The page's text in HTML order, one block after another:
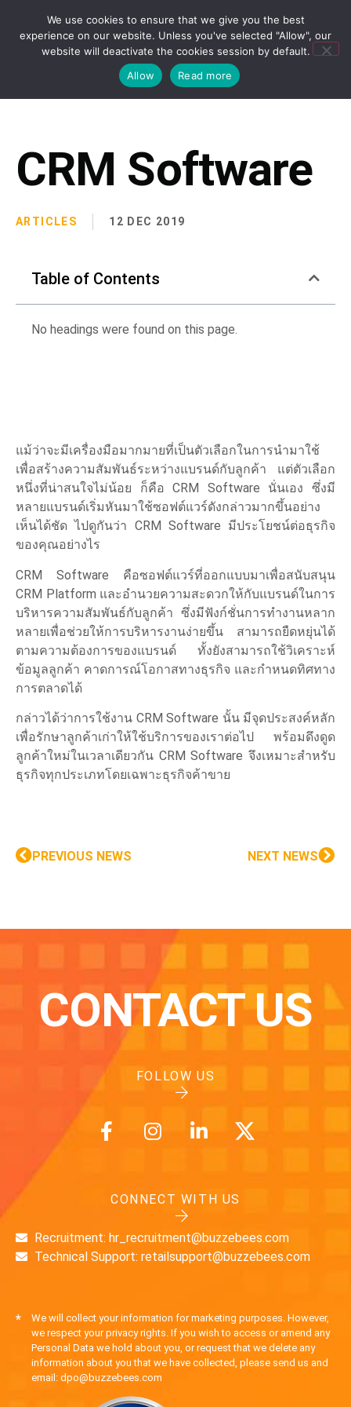
CRM Software
ARTICLES 12 DEC 2019
Table of Contents
No headings were found on this page.
แม้ว่าจะมีเครื่องมือมากมายที่เป็นตัวเลือกในการนำมาใช้
เพื่อสร้างความสัมพันธ์ระหว่างแบรนด์กับลูกค้า แต่ตัวเลือก
หนึ่งที่น่าสนใจไม่น้อย ก็คือ CRM Software นั่นเอง ซึ่งมี
หลายแบรนด์เริ่มหันมาใช้ซอฟต์แวร์ดังกล่าวมากขึ้นอย่าง
เห็นได้ชัด ไปดูกันว่า CRM Software มีประโยชน์ต่อธุรกิจ
ของคุณอย่างไร
CRM Software คือซอฟต์แวร์ที่ออกแบบมาเพื่อสนับสนุน
CRM Platform และอำนวยความสะดวกให้กับแบรนด์ในการ
บริหารความสัมพันธ์กับลูกค้า ซึ่งมีฟังก์ชั่นการทำงานหลาก
หลายเพื่อช่วยให้การบริหารงานง่ายขึ้น สามารถยืดหยุ่นได้
ตามความต้องการของแบรนด์ ทั้งยังสามารถใช้วิเคราะห์
ข้อมูลลูกค้า คาดการณ์โอกาสทางธุรกิจ และกำหนดทิศทาง
การตลาดได้
กล่าวได้ว่าการใช้งาน CRM Software นั้น มีจุดประสงค์หลัก
เพื่อรักษาลูกค้าเก่าให้ใช้บริการของเราต่อไป พร้อมดึงดูด
ลูกค้าใหม่ในเวลาเดียวกัน CRM Software จึงเหมาะสำหรับ
ธุรกิจทุกประเภทโดยเฉพาะธุรกิจค้าขาย
PREVIOUS NEWS NEXT NEWS
CONTACT US
FOLLOW US
CONNECT WITH US
Recruitment: hr_recruitment@buzzebees.com
Technical Support: retailsupport@buzzebees.com
*
We will collect your information for marketing purposes. However,
we respect your privacy rights. If you wish to access or amend any
Personal Data we hold about you, or request that we delete any
information about you that we have collected, please send us and
email: dpo@buzzebees.com
We use cookies to ensure that we give you the best
experience on our website. Unless you've selected "Allow", our
website will deactivate the cookies session by default.
Allow
Read more